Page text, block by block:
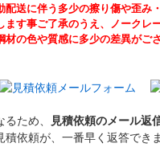
送に伴う多少の擦り傷や歪み・
ご了承のうえ、ノークレー
や質感に多少の差異がござ
ため、
見積依頼のメール返
積依頼が、一番早く返答できま